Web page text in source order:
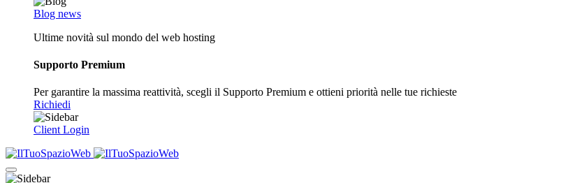
Blog news
Ultime novità sul mondo del web hosting
Supporto Premium
Per garantire la massima reattività, scegli il Supporto Premium e ottieni priorità nelle tue richieste
Richiedi
Client Login